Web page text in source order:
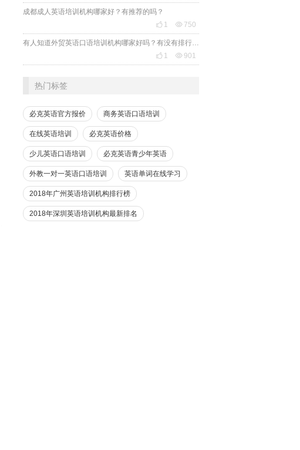
成都成人英语培训机构哪家好？有推荐的吗？
 1  750
 1  901
热门标签
必克英语官方报价 商务英语口语培训
在线英语培训 必克英语价格
少儿英语口语培训 必克英语青少年英语
外教一对一英语口语培训 英语单词在线学习
2018年广州英语培训机构排行榜
2018年深圳英语培训机构最新排名